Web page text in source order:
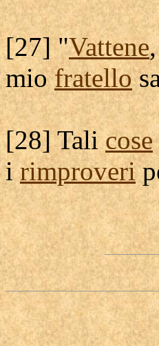
[27] "Vattene
miofratello
[28] Talicose
irimproveri